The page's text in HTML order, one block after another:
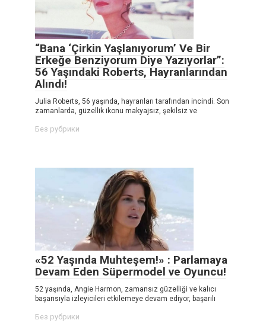
“Bana ‘Çirkin Yaşlanıyorum’ Ve Bir
Erkeğe Benziyorum Diye Yazıyorlar”:
56 Yaşındaki Roberts, Hayranlarından
Alındı!
Julia Roberts, 56 yaşında, hayranları tarafından incindi. Son
zamanlarda, güzellik ikonu makyajsız, şekilsiz ve
Без рубрики
«52 Yaşında Muhteşem!» : Parlamaya
Devam Eden Süpermodel ve Oyuncu!
52 yaşında, Angie Harmon, zamansız güzelliği ve kalıcı
başarısıyla izleyicileri etkilemeye devam ediyor, başarılı
Без рубрики